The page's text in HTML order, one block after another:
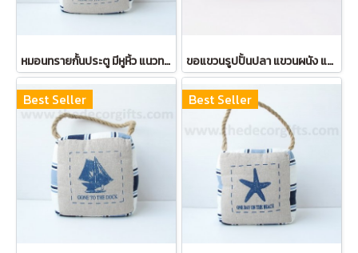
หมอนทรายกั้นประตู มีหูหิ้ว แนวทะเล (ลายนก) ขอแขวนรูปปั้นปลา แขวนผนัง แป้นมน แนวทะเล
Best Seller Best Seller